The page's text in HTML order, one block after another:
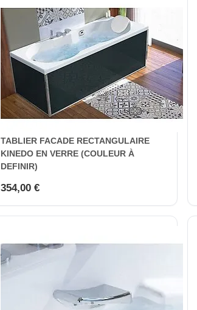
TABLIER FACADE RECTANGULAIRE
KINEDO EN VERRE (COULEUR À
DEFINIR)
354,00 €